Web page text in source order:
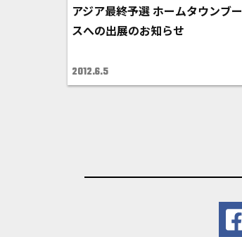
アジア最終予選 ホームタウンブー
スへの出展のお知らせ
2012.6.5